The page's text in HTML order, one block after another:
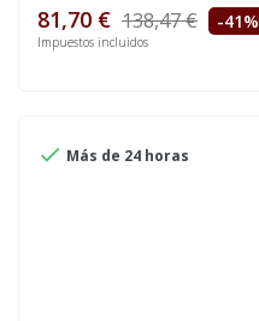
81,70 € 138,47 € -41%
Impuestos incluidos
 Más de 24 horas